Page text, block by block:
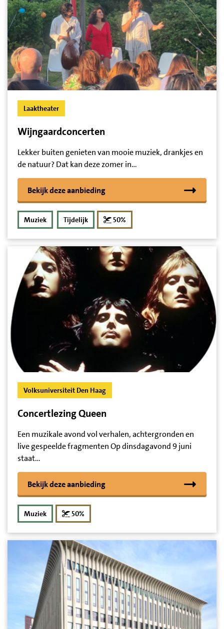
Laaktheater
Wijngaardconcerten
Lekker buiten genieten van mooie muziek, drankjes en
de natuur? Dat kan deze zomer in…
Bekijk deze aanbieding
Muziek Tijdelijk 50%
Volksuniversiteit Den Haag
Concertlezing Queen
Een muzikale avond vol verhalen, achtergronden en
live gespeelde fragmenten Op dinsdagavond 9 juni
staat…
Bekijk deze aanbieding
Muziek 50%